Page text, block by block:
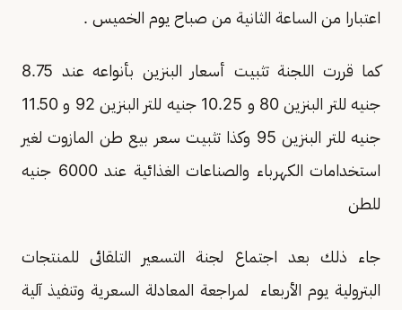
اعتبارا من الساعة الثانية من صباح يوم الخميس .
كما قررت اللجنة تثبيت أسعار البنزين بأنواعه عند 8.75
جنيه للتر البنزين 80 و 10.25 جنيه للتر البنزين 92 و 11.50
جنيه للتر البنزين 95 وكذا تثبيت سعر بيع طن المازوت لغير
استخدامات الكهرباء والصناعات الغذائية عند 6000 جنيه
للطن
جاء ذلك بعد اجتماع لجنة التسعير التلقائى للمنتجات
البترولية يوم الأربعاء لمراجعة المعادلة السعرية وتنفيذ آلية